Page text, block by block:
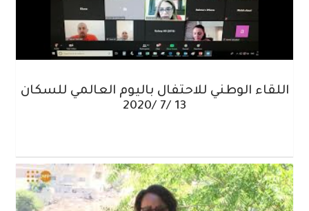
اللقاء الوطني للاحتفال باليوم العالمي للسكان
13 /7 /2020